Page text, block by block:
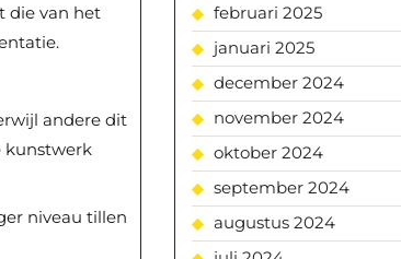
die van het
andere dit
kunstwerk
niveau tillen
februari 2025
januari 2025
december 2024
november 2024
oktober 2024
september 2024
augustus 2024